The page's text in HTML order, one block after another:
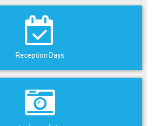
Reception Days